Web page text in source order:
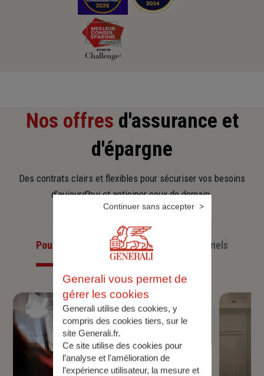
Nos offres d'assurance et
d'épargne
Des contrats clairs et flexibles pour sécuriser vos besoins
d’aujourd’hui et anticiper ceux de demain.
Pour les particuliersPour les professionnels
Generali vous permet de
gérer les cookies
Generali utilise des cookies, y
compris des cookies tiers, sur le
site Generali.fr.
Ce site utilise des cookies pour
l’analyse et l'amélioration de
l’expérience utilisateur, la mesure et
Continuer sans accepter